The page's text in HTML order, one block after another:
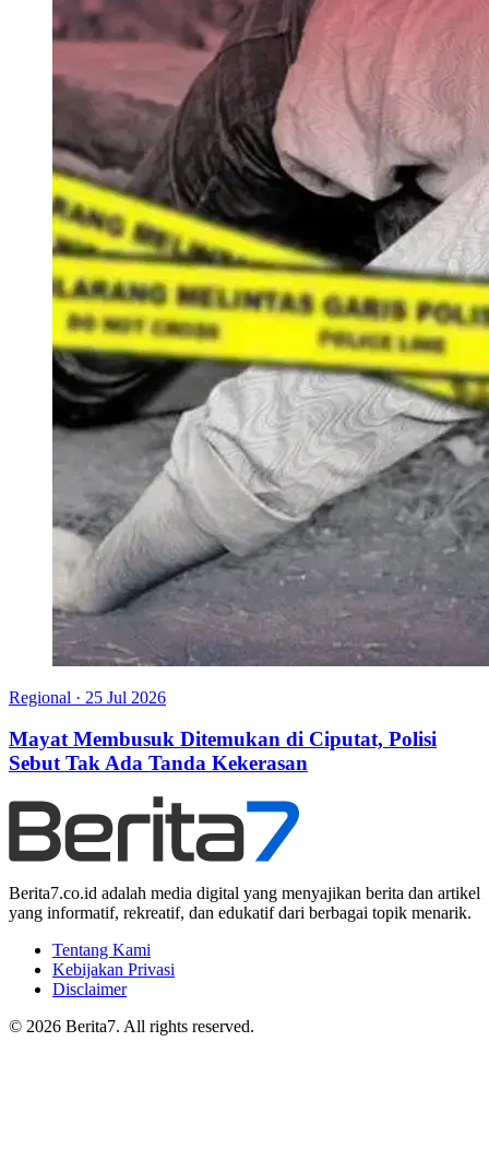
Regional · 25 Jul 2026
Mayat Membusuk Ditemukan di Ciputat, Polisi
Sebut Tak Ada Tanda Kekerasan
Berita7.co.id adalah media digital yang menyajikan berita dan artikel
yang informatif, rekreatif, dan edukatif dari berbagai topik menarik.
Tentang Kami
Kebijakan Privasi
Disclaimer
© 2026 Berita7. All rights reserved.